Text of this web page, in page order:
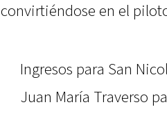
convirtiéndose en el
Ingresos para San
Juan María Traverso